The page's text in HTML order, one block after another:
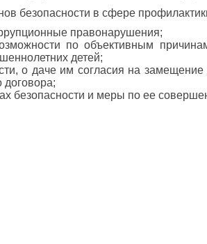
безопасности в сфере
правонарушения;
по объективным
детей;
о даче им согласия на
договора;
безопасности и меры по ее